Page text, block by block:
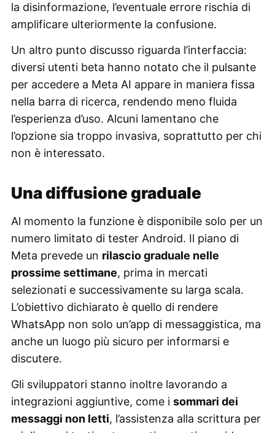
la disinformazione, l’eventuale errore rischia di
amplificare ulteriormente la confusione.
Un altro punto discusso riguarda l’interfaccia:
diversi utenti beta hanno notato che il pulsante
per accedere a Meta AI appare in maniera fissa
nella barra di ricerca, rendendo meno fluida
l’esperienza d’uso. Alcuni lamentano che
l’opzione sia troppo invasiva, soprattutto per chi
non è interessato.
Una diffusione graduale
Al momento la funzione è disponibile solo per un
numero limitato di tester Android. Il piano di
Meta prevede un rilascio graduale nelle
prossime settimane, prima in mercati
selezionati e successivamente su larga scala.
L’obiettivo dichiarato è quello di rendere
WhatsApp non solo un’app di messaggistica, ma
anche un luogo più sicuro per informarsi e
discutere.
Gli sviluppatori stanno inoltre lavorando a
integrazioni aggiuntive, come i sommari dei
messaggi non letti, l’assistenza alla scrittura per